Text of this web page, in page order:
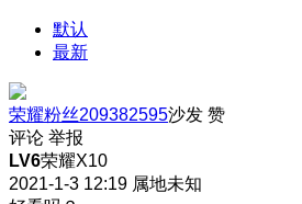
默认
最新
荣耀粉丝209382595沙发 赞
评论 举报
LV6荣耀X10
2021-1-3 12:19 属地未知